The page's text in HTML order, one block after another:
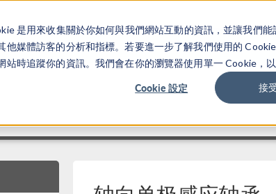
是用來收集關於你如何與我們網站互動的資訊，並讓我們
媒體訪客的分析和指標。若要進一步了解我們使用的
時追蹤你的資訊。我們會在你的瀏覽器使用單一 Cookie，
Cookie 設定 接